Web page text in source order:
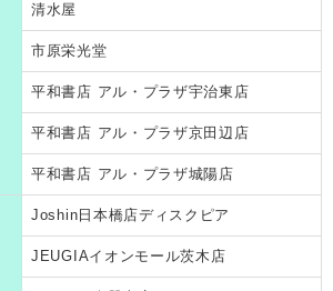
清水屋
市原栄光堂
平和書店 アル・プラザ宇治東店
平和書店 アル・プラザ京田辺店
平和書店 アル・プラザ城陽店
Joshin日本橋店ディスクピア
JEUGIAイオンモール茨木店